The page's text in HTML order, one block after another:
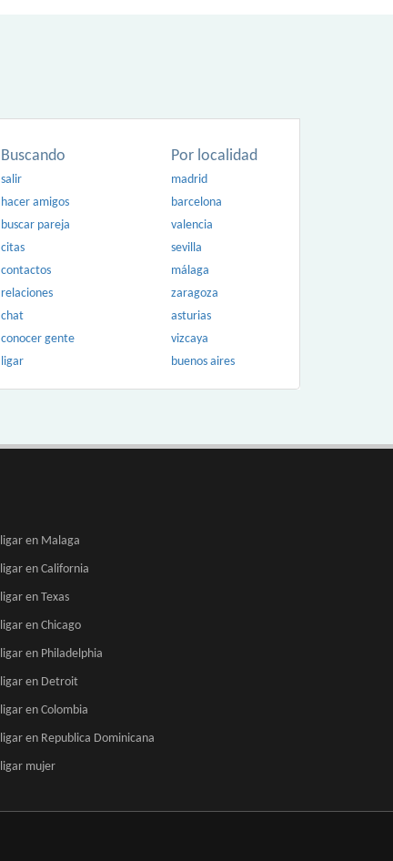
Buscando
salir
hacer amigos
buscar pareja
citas
contactos
relaciones
chat
conocer gente
ligar
Por localidad
madrid
barcelona
valencia
sevilla
málaga
zaragoza
asturias
vizcaya
buenos aires
ligar en Malaga
ligar en California
ligar en Texas
ligar en Chicago
ligar en Philadelphia
ligar en Detroit
ligar en Colombia
ligar en Republica Dominicana
ligar mujer